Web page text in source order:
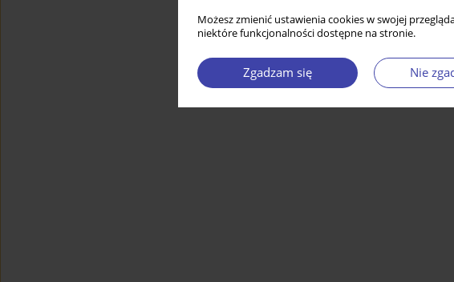
Możesz zmienić ustawienia cookies w swojej
niektóre funkcjonalności dostępne na stronie.
Zgadzam się Nie